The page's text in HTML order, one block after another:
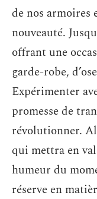
de nos armoires
nouveauté.
offrant une
garde-robe,
Expérimenter
promesse de
révolutionner.
qui mettra en
humeur du
réserve en